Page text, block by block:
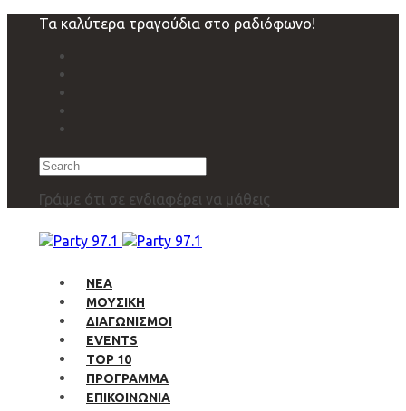
navigation
Τα καλύτερα τραγούδια στο ραδιόφωνο!
Search
Γράψε ότι σε ενδιαφέρει να μάθεις
ΝΕΑ
ΜΟΥΣΙΚΗ
ΔΙΑΓΩΝΙΣΜΟΙ
EVENTS
TOP 10
ΠΡΟΓΡΑΜΜΑ
ΕΠΙΚΟΙΝΩΝΙΑ